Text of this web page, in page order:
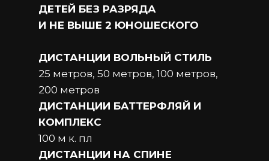
ДЕТЕЙ БЕЗ РАЗРЯДА
И НЕ ВЫШЕ 2 ЮНОШЕСКОГО
ДИСТАНЦИИ ВОЛЬНЫЙ СТИЛЬ
25 метров, 50 метров, 100 метров,
200 метров
ДИСТАНЦИИ БАТТЕРФЛЯЙ И
КОМПЛЕКС
100 м к. пл
ДИСТАНЦИИ НА СПИНЕ